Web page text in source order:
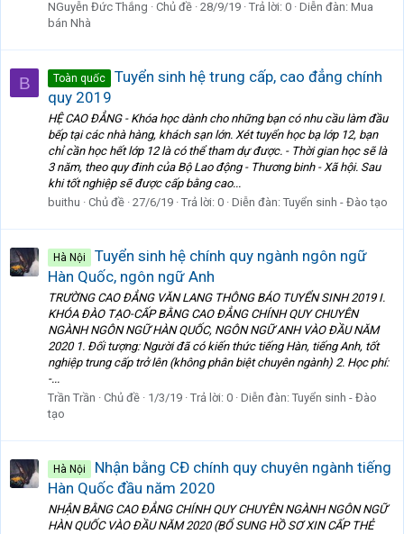
NGuyễn Đức Thắng
Chủ đề 28/9/19 Trả lời: 0 Diễn đàn: Mua
bán Nhà
B Toàn quốc
Tuyển sinh hệ trung cấp, cao đẳng chính
quy 2019
HỆ CAO ĐẲNG - Khóa học dành cho những bạn có nhu cầu làm đầu
bếp tại các nhà hàng, khách sạn lớn. Xét tuyển học bạ lớp 12, bạn
chỉ cần học hết lớp 12 là có thể tham dự được. - Thời gian học sẽ là
3 năm, theo quy đinh của Bộ Lao động - Thương binh - Xã hội. Sau
khi tốt nghiệp sẽ được cấp bằng cao...
buithu
Chủ đề 27/6/19 Trả lời: 0 Diễn đàn: Tuyển sinh - Đào tạo
Hà Nội
Tuyển sinh hệ chính quy ngành ngôn ngữ
Hàn Quốc, ngôn ngữ Anh
TRƯỜNG CAO ĐẲNG VĂN LANG THÔNG BÁO TUYỂN SINH 2019 I.
KHÓA ĐÀO TẠO-CẤP BẰNG CAO ĐẲNG CHÍNH QUY CHUYÊN
NGÀNH NGÔN NGỮ HÀN QUỐC, NGÔN NGỮ ANH VÀO ĐẦU NĂM
2020 1. Đối tượng: Người đã có kiến thức tiếng Hàn, tiếng Anh, tốt
nghiệp trung cấp trở lên (không phân biệt chuyên ngành) 2. Học phí:
-...
Trần Trần
Chủ đề 1/3/19 Trả lời: 0 Diễn đàn: Tuyển sinh - Đào
tạo
Hà Nội
Nhận bằng CĐ chính quy chuyên ngành tiếng
Hàn Quốc đầu năm 2020
NHẬN BẰNG CAO ĐẲNG CHÍNH QUY CHUYÊN NGÀNH NGÔN NGỮ
HÀN QUỐC VÀO ĐẦU NĂM 2020 (BỔ SUNG HỒ SƠ XIN CẤP THẺ